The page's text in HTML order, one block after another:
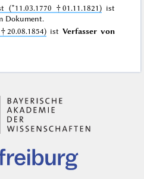
(*11.03.1770 †01.11.1821)ist
Dokument.
ist Verfasser von